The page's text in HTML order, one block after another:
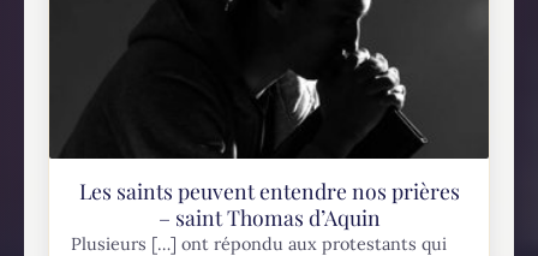
Les saints peuvent entendre nos prières
– saint Thomas d’Aquin
Plusieurs […] ont répondu aux protestants qui